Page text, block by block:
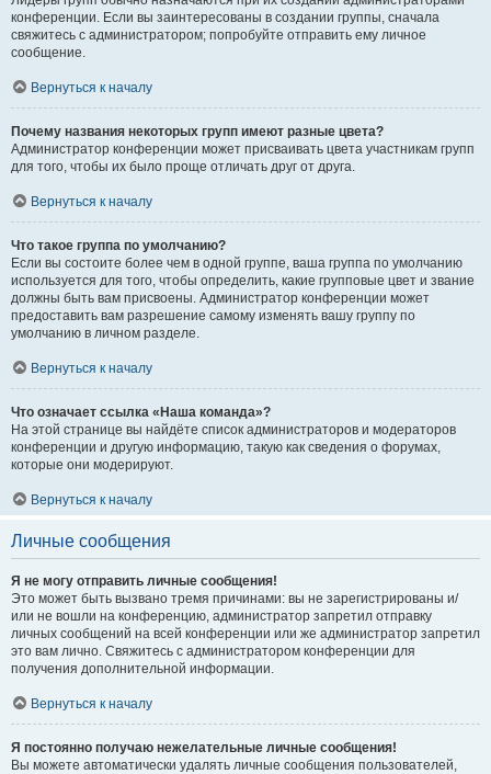
конференции. Если вы заинтересованы в создании группы, сначала
свяжитесь с администратором; попробуйте отправить ему личное
сообщение.
Вернуться к началу
Почему названия некоторых групп имеют разные цвета?
Администратор конференции может присваивать цвета участникам групп
для того, чтобы их было проще отличать друг от друга.
Вернуться к началу
Что такое группа по умолчанию?
Если вы состоите более чем в одной группе, ваша группа по умолчанию
используется для того, чтобы определить, какие групповые цвет и звание
должны быть вам присвоены. Администратор конференции может
предоставить вам разрешение самому изменять вашу группу по
умолчанию в личном разделе.
Вернуться к началу
Что означает ссылка «Наша команда»?
На этой странице вы найдёте список администраторов и модераторов
конференции и другую информацию, такую как сведения о форумах,
которые они модерируют.
Вернуться к началу
Личные сообщения
Я не могу отправить личные сообщения!
Это может быть вызвано тремя причинами: вы не зарегистрированы и/
или не вошли на конференцию, администратор запретил отправку
личных сообщений на всей конференции или же администратор запретил
это вам лично. Свяжитесь с администратором конференции для
получения дополнительной информации.
Вернуться к началу
Я постоянно получаю нежелательные личные сообщения!
Вы можете автоматически удалять личные сообщения пользователей,